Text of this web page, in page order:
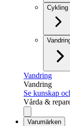
Cykling
Vandring
Vandring
Se kunskap
Vårda &
Varumärken